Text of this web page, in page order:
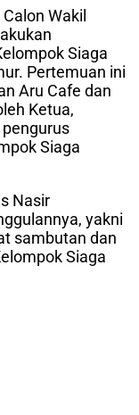
Wakil
Siaga
Pertemuan ini
Aru Cafe dan
Ketua,
Siaga
Nasir
yakni
sambutan dan
Siaga